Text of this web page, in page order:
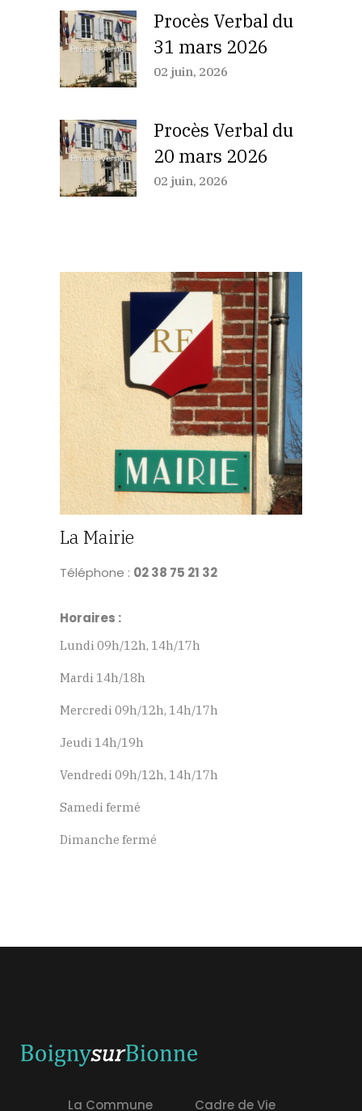
Procès Verbal du
31 mars 2026
02 juin, 2026
Procès Verbal du
20 mars 2026
02 juin, 2026
La Mairie
Téléphone : 02 38 75 21 32
Horaires :
Lundi 09h/12h, 14h/17h
Mardi 14h/18h
Mercredi 09h/12h, 14h/17h
Jeudi 14h/19h
Vendredi 09h/12h, 14h/17h
Samedi fermé
Dimanche fermé
La Commune Cadre de Vie